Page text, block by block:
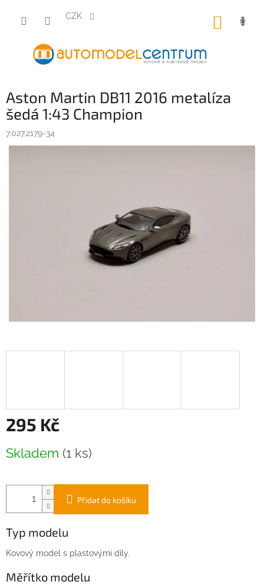
obsah
CZK
Aston Martin DB11 2016 metalíza
šedá 1:43 Champion
7.027.2179-34
295 Kč
cena:
Skladem (1 ks)
Přidat do košíku
Typ modelu
Kovový model s plastovými díly.
Měřítko modelu